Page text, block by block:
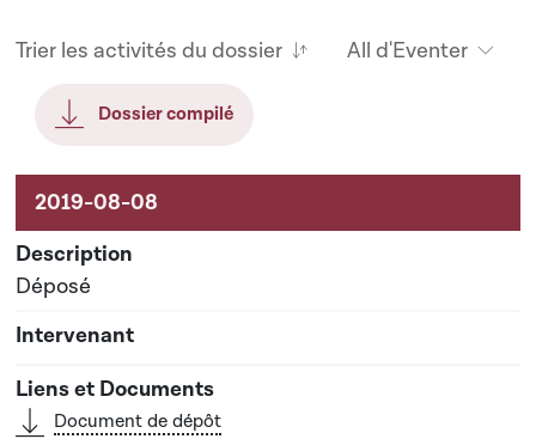
Trier les activités du dossier All d'Eventer
Dossier compilé
Aktivitéiten um Dossier
Déposé
Document de dépôt